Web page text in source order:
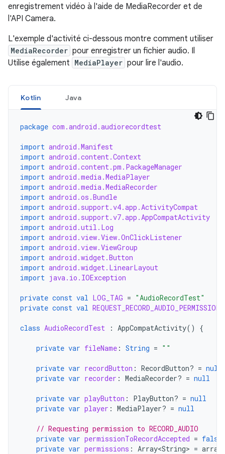
enregistrement vidéo à l'aide de MediaRecorder et de
l'API Camera.
L'exemple d'activité ci-dessous montre comment utiliser
MediaRecorder pour enregistrer un fichier audio. Il
Utilise également MediaPlayer pour lire l'audio.
Kotlin Java
package com.android.audiorecordtest
import android.Manifest
import android.content.Context
import android.content.pm.PackageManager
import android.media.MediaPlayer
import android.media.MediaRecorder
import android.os.Bundle
import android.support.v4.app.ActivityCompat
import android.support.v7.app.AppCompatActivity
import android.util.Log
import android.view.View.OnClickListener
import android.view.ViewGroup
import android.widget.Button
import android.widget.LinearLayout
import java.io.IOException
private const val LOG_TAG = "AudioRecordTest"
private const val REQUEST_RECORD_AUDIO_PERMISSION
class AudioRecordTest : AppCompatActivity() {
private var fileName : String = ""
private var recordButton : RecordButton? = null
private var recorder : MediaRecorder? = null
private var playButton : PlayButton? = null
private var player : MediaPlayer? = null
// Requesting permission to RECORD_AUDIO
private var permissionToRecordAccepted = false
private var permissions : Array<String> =